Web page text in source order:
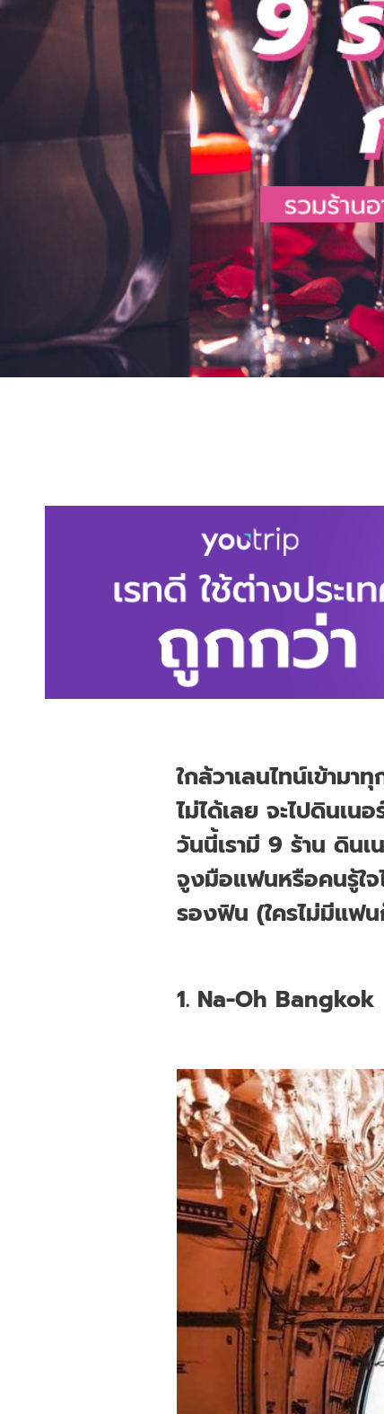
ใกล้วาเลนไทน์เข้าม
ไม่ได้เลย จะไปดินเน
วันนี้เรามี 9 ร้าน ดิน
จูงมือแฟนหรือคนรู้ใ
รองฟิน (ใครไม่มีแฟ
1. Na-Oh Bangkok